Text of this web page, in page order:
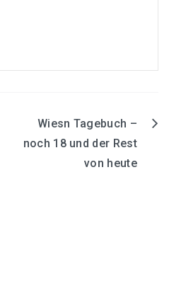
Wiesn Tagebuch –
noch 18 und der Rest
von heute